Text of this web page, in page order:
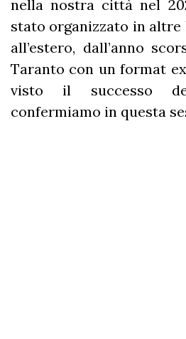
nella nostra città nel
stato organizzato in
all’estero, dall’anno
Taranto con un format
visto il successo
confermiamo in questa